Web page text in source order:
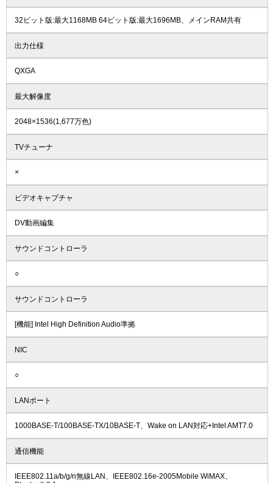
32ビット版:最大1168MB 64ビット版:最大1696MB、メインRAM共有
出力仕様
QXGA
最大解像度
2048×1536(1,677万色)
TVチューナ
×
ビデオキャプチャ
DV動画編集
サウンドコントローラ
○
サウンドコントローラ
[機能] Intel High Definition Audio準拠
NIC
○
LANポート
1000BASE-T/100BASE-TX/10BASE-T、Wake on LAN対応+Intel AMT7.0
通信機能
IEEE802.11a/b/g/n無線LAN、IEEE802.16e-2005Mobile WiMAX、